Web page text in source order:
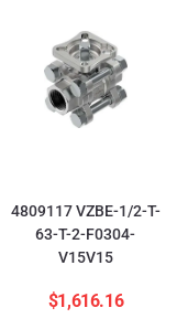
4809117 VZBE-1/2-T-
63-T-2-F0304-
V15V15
$1,616.16